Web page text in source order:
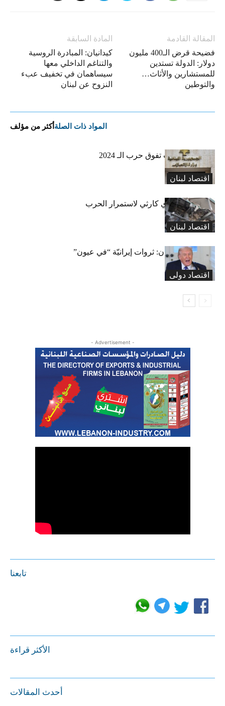
المادة السابقة
كيدانيان: المبادرة الروسية
والتناغم الداخلي معها
سيساهمان في تخفيف عبء
النزوح عن لبنان
المقالة القادمة
فضيحة قرض الـ400 مليون
دولار: الدولة تستدين
للمستشارين والأثاث…
والتوطين
المواد ذات الصلة أكثر من مؤلف
اقتصاد لبنان
أضرار الإتّصالات تفوق حرب الـ 2024
اقتصاد لبنان
سيناريو إقتصادي كارثي لاستمرار الحرب
اقتصاد دولی
نفط وغاز ومعادن: ثروات إيرانيّة “في عيون”
ترامب
- Advertisement -
تابعنا
الأكثر قراءة
أحدث المقالات